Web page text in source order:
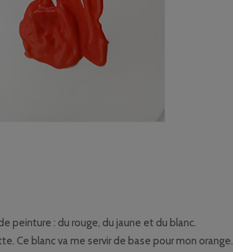
peinture : du rouge, du jaune et du blanc.
Ce blanc va me servir de base pour mon orange.